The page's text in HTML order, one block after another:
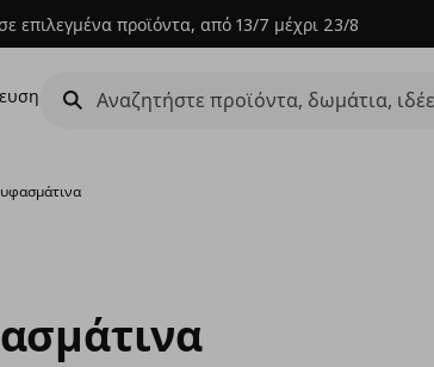
επιλεγμένα προϊόντα, από 13/7 μέχρι 23/8